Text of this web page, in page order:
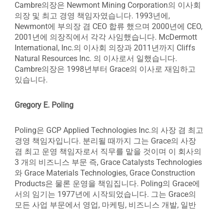
Cambre의장은 Newmont Mining Corporation의 이사회
의장 및 최고 경영 책임자였습니다. 1993년에,
Newmont에 부의장 겸 CEO 합류 했으며 2000년에 CEO,
2001년에 의장직에서 각각 사임했습니다. McDermott
International, Inc.의 이사회 의장과 2011년까지 Cliffs
Natural Resources Inc. 의 이사로서 일했습니다.
Cambre의장은 1998년부터 Grace의 이사로 재임하고
있습니다.
Gregory E. Poling
Poling은 GCP Applied Technologies Inc.의 사장 겸 최고
경영 책임자입니다. 분리될 때까지 그는 Grace의 사장
겸 최고 운영 책임자로서 직무를 맡을 것이며 이 회사의
3 개의 비즈니스 부문 즉, Grace Catalysts Technologies
와 Grace Materials Technologies, Grace Construction
Products은 물론 운영을 책임집니다. Poling의 Grace에
서의 임기는 1977년에 시작되었습니다. 그는 Grace의
모든 사업 부문에서 영업, 마케팅, 비즈니스 개발, 일반